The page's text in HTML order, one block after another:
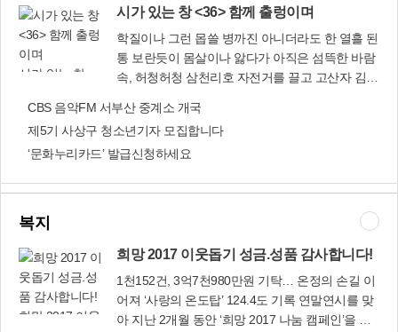
문이죠. 그리고 하루에도 많은 사람들과 다양한 어
휘와 표현으로 대화하고, 나보다 수준 높은 사람들
이 써놓은 신문이나 책을 통해 우리의 언어능력을
향상시키고 있습니다. 저는 중학교 2학년을 끝내
로 돌아왔으니 10년 정도 미국에서 살았습니다. 미
국에 있는 동안 저는 말 그대로 ‘살아 남기위해’ 영
어공부를 했습니다. 동양인이라 무시당하지 않으
고, 미국 학생들보다 더 좋은 대학에 가려고 정말
고 보니 저는 영어를 공부했던 것이 아니라 내 몸
이 기억하도록 반복적인 습(習)을 했던 것을 깨달
았습니다. 모르는 영어단어와 숙어를 외우고 암기
하는 것은 학(學)입니다. 말 그대로 ‘배우는 것’이
죠. 그런데 배우기만 하면 될까요? 배운 걸 쓸 수
있도록 해야 되는데 우리는 그렇게 영어를 접하지
시가 있는 창 <36> 함께 출렁이며
시가 있는 창
이며
학질이나 그런 몹쓸 병까진 아니더라도 한 열흘 된
통 보란듯이 몸살이나 앓다가 아직은 섬뜩한 바람
속, 허청허청 삼천리호 자전거를 끌고 고산자 김정
새재 넘어서 남행 남행 하다가 어지간히 다사로운
햇살 만나면 볕바른 양지쪽 골라 한나절 따뜻한 똥
을 누고 싶네. 겨우내 참아온 불똥을 누고 싶네 큼
윤제림 시 「봄날은 보란듯이」 전문
참아온 어느 해 겨울이 좀 나았을까마는, 지난 겨
울은 너무 참담한 고통이었으니. 그저 절망하는 자
와 인내하는 자와 외면하는 자와 부정하는 자들 사
이에서 정의와 진실은 사라져 버렸다. 애꿎은 겨울
바람만이 아직 우리 곁을 떠나지 못하고 서성거리
CBS 음악FM 서부산 중계소 개국
제5기 사상구 청소년기자 모집합니다
‘문화누리카드’ 발급신청하세요
복지
희망 2017 이웃돕기 성금.성품 감사합니다!
희망 2017 이웃
1천152건, 3억7천980만원 기탁… 온정의 손길 이
어져 ‘사랑의 온도탑’ 124.4도 기록 연말연시를 맞
아 지난 2개월 동안 ‘희망 2017 나눔 캠페인’을 벌